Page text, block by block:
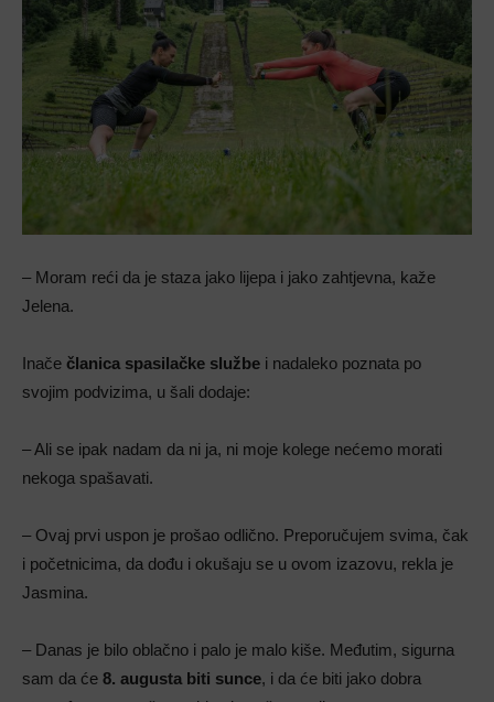
– Moram reći da je staza jako lijepa i jako zahtjevna, kaže
Jelena.
Inače članica spasilačke službe i nadaleko poznata po
svojim podvizima, u šali dodaje:
– Ali se ipak nadam da ni ja, ni moje kolege nećemo morati
nekoga spašavati.
– Ovaj prvi uspon je prošao odlično. Preporučujem svima, čak
i početnicima, da dođu i okušaju se u ovom izazovu, rekla je
Jasmina.
– Danas je bilo oblačno i palo je malo kiše. Međutim, sigurna
sam da će 8. augusta biti sunce, i da će biti jako dobra